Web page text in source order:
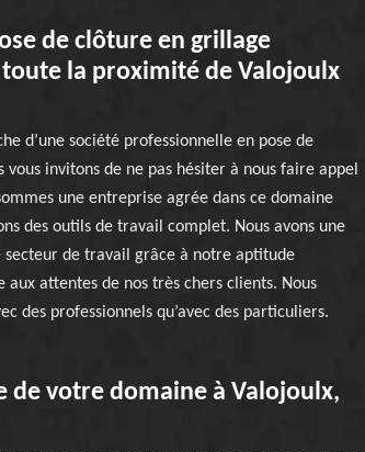
de clôture en grillage
la proximité de Valojoulx
d’une société professionnelle en pose de
invitons de ne pas hésiter à nous faire appel
une entreprise agrée dans ce domaine
des outils de travail complet. Nous avons une
secteur de travail grâce à notre aptitude
attentes de nos très chers clients. Nous
des professionnels qu’avec des particuliers.
de votre domaine à Valojoulx,